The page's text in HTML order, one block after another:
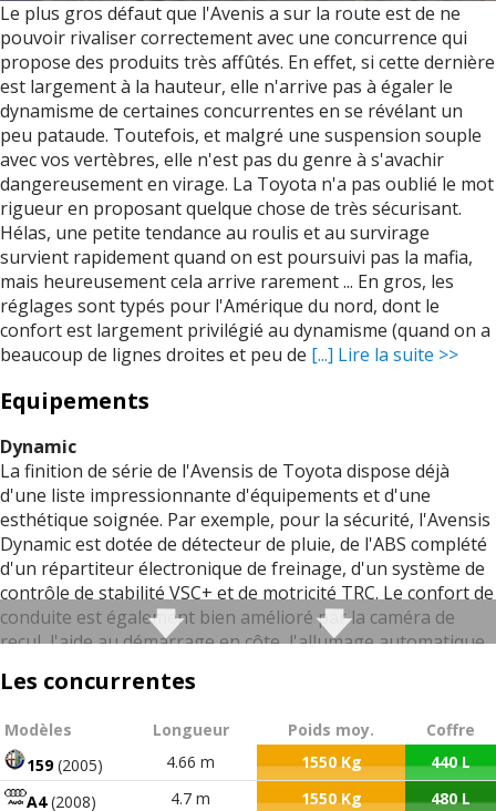
Le plus gros défaut que l'Avenis a sur la route est de ne
pouvoir rivaliser correctement avec une concurrence qui
propose des produits très affûtés. En effet, si cette dernière
est largement à la hauteur, elle n'arrive pas à égaler le
dynamisme de certaines concurrentes en se révélant un
peu pataude. Toutefois, et malgré une suspension souple
avec vos vertèbres, elle n'est pas du genre à s'avachir
dangereusement en virage. La Toyota n'a pas oublié le mot
rigueur en proposant quelque chose de très sécurisant.
Hélas, une petite tendance au roulis et au survirage
survient rapidement quand on est poursuivi pas la mafia,
mais heureusement cela arrive rarement ... En gros, les
réglages sont typés pour l'Amérique du nord, dont le
confort est largement privilégié au dynamisme (quand on a
beaucoup de lignes droites et peu de [...] Lire la suite >>
Equipements
Dynamic
La finition de série de l'Avensis de Toyota dispose déjà
d'une liste impressionnante d'équipements et d'une
esthétique soignée. Par exemple, pour la sécurité, l'Avensis
Dynamic est dotée de détecteur de pluie, de l'ABS complété
d'un répartiteur électronique de freinage, d'un système de
contrôle de stabilité VSC+ et de motricité TRC. Le confort de
conduite est également bien amélioré par la caméra de
recul, l'aide au démarrage en côte, l'allumage automatique
automatique. Quant à l'esthétique, vous apprécierez sans
grille de calandre chromée et le volant en cuir. Par ailleurs,
la finition Dynamic est disponible dans les quatre
motorisation de l'Avensis - une essence et trois diesel, dont
Les concurrentes
Modèles Longueur Poids moy.
Coffre
159(2005) 4.66 m 1550 Kg
440 L
A4(2008) 4.7 m 1550 Kg
480 L